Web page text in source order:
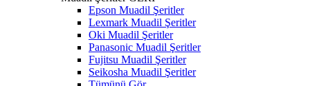
Epson Muadil Şeritler
Lexmark Muadil Şeritler
Oki Muadil Şeritler
Panasonic Muadil Şeritler
Fujitsu Muadil Şeritler
Seikosha Muadil Şeritler